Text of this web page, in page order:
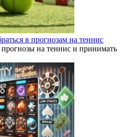
в прогнозам на теннис
на теннис и принимать